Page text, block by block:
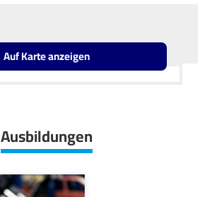
Leaflet OpenStreetMap2
Auf Karte anzeigen
Ausbildungen